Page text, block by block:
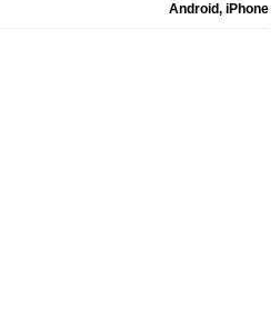
Android, iPhone